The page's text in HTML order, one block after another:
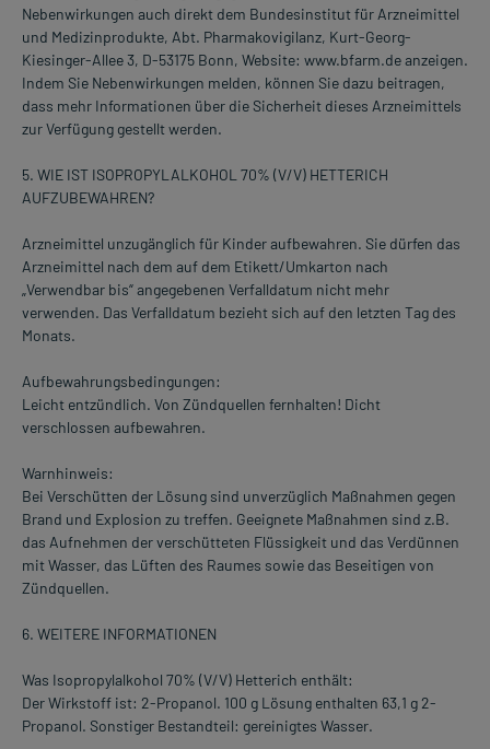
Nebenwirkungen auch direkt dem Bundesinstitut für Arzneimittel
und Medizinprodukte, Abt. Pharmakovigilanz, Kurt-Georg-
Kiesinger-Allee 3, D-53175 Bonn, Website: www.bfarm.de anzeigen.
Indem Sie Nebenwirkungen melden, können Sie dazu beitragen,
dass mehr Informationen über die Sicherheit dieses Arzneimittels
zur Verfügung gestellt werden.
5. WIE IST ISOPROPYLALKOHOL 70% (V/V) HETTERICH
AUFZUBEWAHREN?
Arzneimittel unzugänglich für Kinder aufbewahren. Sie dürfen das
Arzneimittel nach dem auf dem Etikett/Umkarton nach
„Verwendbar bis“ angegebenen Verfalldatum nicht mehr
verwenden. Das Verfalldatum bezieht sich auf den letzten Tag des
Monats.
Aufbewahrungsbedingungen:
Leicht entzündlich. Von Zündquellen fernhalten! Dicht
verschlossen aufbewahren.
Warnhinweis:
Bei Verschütten der Lösung sind unverzüglich Maßnahmen gegen
Brand und Explosion zu treffen. Geeignete Maßnahmen sind z.B.
das Aufnehmen der verschütteten Flüssigkeit und das Verdünnen
mit Wasser, das Lüften des Raumes sowie das Beseitigen von
Zündquellen.
6. WEITERE INFORMATIONEN
Was Isopropylalkohol 70% (V/V) Hetterich enthält:
Der Wirkstoff ist: 2-Propanol. 100 g Lösung enthalten 63,1 g 2-
Propanol. Sonstiger Bestandteil: gereinigtes Wasser.